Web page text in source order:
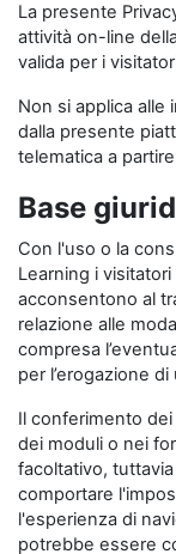
La presente
attività on-line
valida per i
Non si applica alle
dalla presente
telematica a
Base
Con l'uso o la
Learning i
acconsentono al
relazione alle
compresa
per l’erogazione
Il conferimento
dei moduli o nei
facoltativo,
comportare
l'esperienza di
potrebbe essere